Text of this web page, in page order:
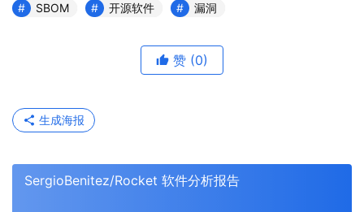
SBOM 开源软件 漏洞
赞 (0)
生成海报
SergioBenitez/Rocket 软件分析报告